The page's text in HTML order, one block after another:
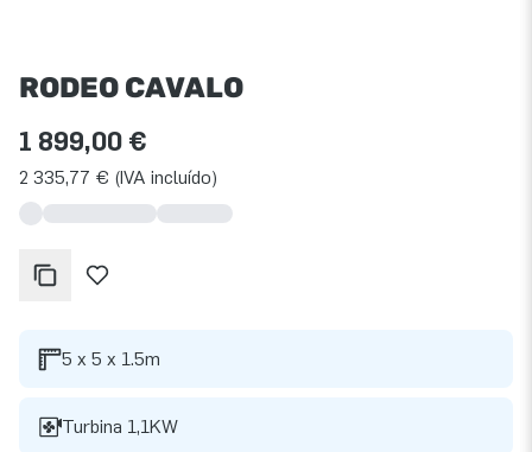
RODEO CAVALO
1 899,00 €
2 335,77 € (IVA incluído)
5 x 5 x 1.5m
Turbina 1,1KW